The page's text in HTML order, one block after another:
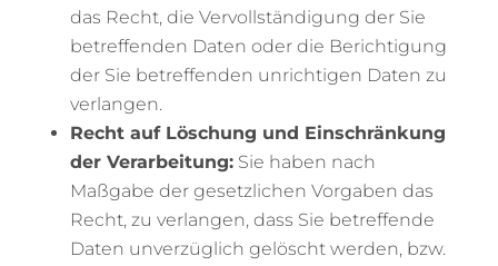
das Recht, die Vervollständigung der Sie
betreffenden Daten oder die Berichtigung
der Sie betreffenden unrichtigen Daten zu
verlangen.
Recht auf Löschung und Einschränkung
der Verarbeitung: Sie haben nach
Maßgabe der gesetzlichen Vorgaben das
Recht, zu verlangen, dass Sie betreffende
Daten unverzüglich gelöscht werden, bzw.